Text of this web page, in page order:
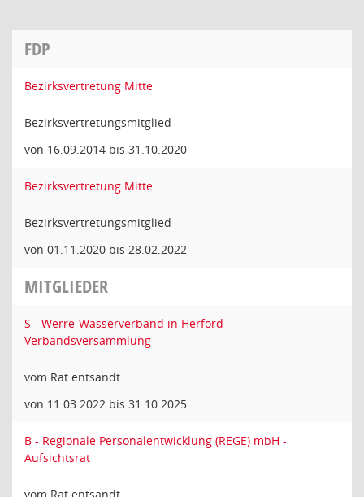
FDP
Bezirksvertretung Mitte
Bezirksvertretungsmitglied
von 16.09.2014 bis 31.10.2020
Bezirksvertretung Mitte
Bezirksvertretungsmitglied
von 01.11.2020 bis 28.02.2022
MITGLIEDER
S - Werre-Wasserverband in Herford -
Verbandsversammlung
vom Rat entsandt
von 11.03.2022 bis 31.10.2025
B - Regionale Personalentwicklung (REGE) mbH -
Aufsichtsrat